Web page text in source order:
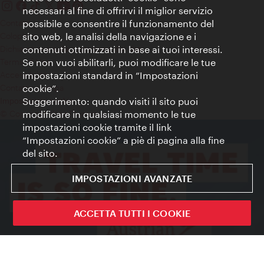
Contatti
Colophon
Dichiarazione sulla protezione dei dati
Terms of Use
Accessibilità
Contatto stampa
Impostazioni cookie
© Copyright WienTourismus
necessari al fine di offrirvi il miglior servizio
possibile e consentire il funzionamento del
sito web, le analisi della navigazione e i
contenuti ottimizzati in base ai tuoi interessi.
Se non vuoi abilitarli, puoi modificare le tue
impostazioni standard in “Impostazioni
cookie”.
Suggerimento: quando visiti il sito puoi
modificare in qualsiasi momento le tue
impostazioni cookie tramite il link
“Impostazioni cookie” a piè di pagina alla fine
del sito.
IMPOSTAZIONI AVANZATE
ACCETTA TUTTI I COOKIE